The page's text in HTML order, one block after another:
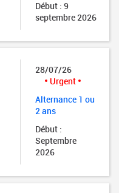
Début : 9
septembre 2026
28/07/26
Urgent
Alternance 1 ou
2 ans
Début :
Septembre
2026